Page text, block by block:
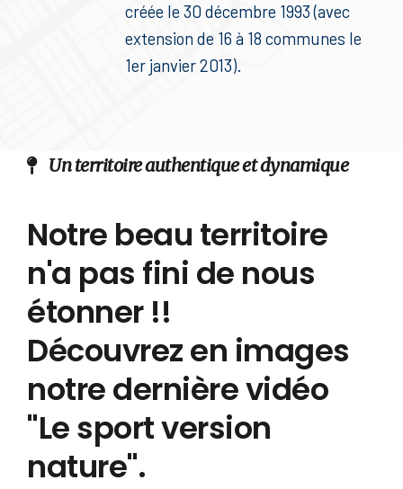
créée le 30 décembre 1993 (avec
extension de 16 à 18 communes le
1er janvier 2013).
Un territoire authentique et dynamique
Notre beau territoire
n'a pas fini de nous
étonner !!
Découvrez en images
notre dernière vidéo
"Le sport version
nature".